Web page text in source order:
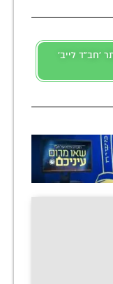
'חב"ד לייב'